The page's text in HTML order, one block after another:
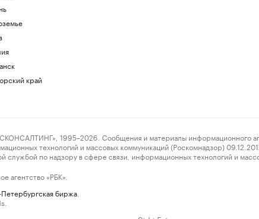
край
1995–2026. Сообщения и материалы информационного
технологий и массовых коммуникаций (Роскомнадзор)
службой по надзору в сфере связи, информационных технологий и
агентство «РБК».
биржа